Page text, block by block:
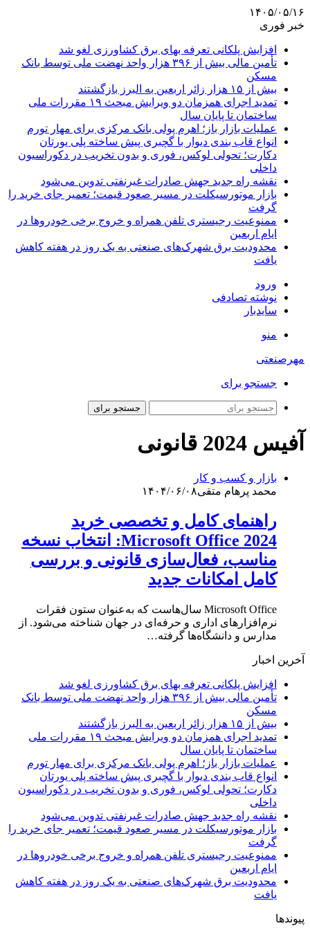
۱۴۰۵/۰۵/۱۶
خبر فوری
افزایش پلکانی تعرفه بهای برق کشاورزی لغو شد
تأمین مالی بیش از ۳۹۶ هزار واحد نهضت ملی توسط بانک
مسکن
بیش از ۱۵ هزار زائر اربعین به البرز بازگشتند
تمدید اجرای همزمان دو ویرایش مبحث ۱۹ مقررات ملی
ساختمان تا پایان سال
عملیات بازار باز؛ اهرم پولی بانک مرکزی برای مهار تورم
انواع قاب بندی دیوار با گچبری پیش ساخته پلی یورتان
دکارت؛ تحولی لوکس، فوری و بدون تخریب در دکوراسیون
داخلی
نقشه راه جدید جهش صادرات غیرنفتی تدوین می‌شود
بازار موتورسیکلت در مسیر صعود قیمت؛ تعمیر جای خرید را
گرفت
ممنوعیت رجیستری تلفن همراه و خروج برخی خودروها در
ایام اربعین
محدودیت برق شهرک‌های صنعتی به یک روز در هفته کاهش
یافت
ورود
نوشته تصادفی
سایدبار
منو
مهرصنعتی
جستجو برای
جستجو برای
آفیس 2024 قانونی
بازار و کسب و کار
محمد پرهام متقی۱۴۰۴/۰۶/۰۸
راهنمای کامل و تخصصی خرید
Microsoft Office 2024: انتخاب نسخه
مناسب، فعال‌سازی قانونی و بررسی
کامل امکانات جدید
Microsoft Office سال‌هاست که به‌عنوان ستون فقرات
نرم‌افزارهای اداری و حرفه‌ای در جهان شناخته می‌شود. از
مدارس و دانشگاه‌ها گرفته…
آخرین اخبار
افزایش پلکانی تعرفه بهای برق کشاورزی لغو شد
تأمین مالی بیش از ۳۹۶ هزار واحد نهضت ملی توسط بانک
مسکن
بیش از ۱۵ هزار زائر اربعین به البرز بازگشتند
تمدید اجرای همزمان دو ویرایش مبحث ۱۹ مقررات ملی
ساختمان تا پایان سال
عملیات بازار باز؛ اهرم پولی بانک مرکزی برای مهار تورم
انواع قاب بندی دیوار با گچبری پیش ساخته پلی یورتان
دکارت؛ تحولی لوکس، فوری و بدون تخریب در دکوراسیون
داخلی
نقشه راه جدید جهش صادرات غیرنفتی تدوین می‌شود
بازار موتورسیکلت در مسیر صعود قیمت؛ تعمیر جای خرید را
گرفت
ممنوعیت رجیستری تلفن همراه و خروج برخی خودروها در
ایام اربعین
محدودیت برق شهرک‌های صنعتی به یک روز در هفته کاهش
یافت
پیوندها